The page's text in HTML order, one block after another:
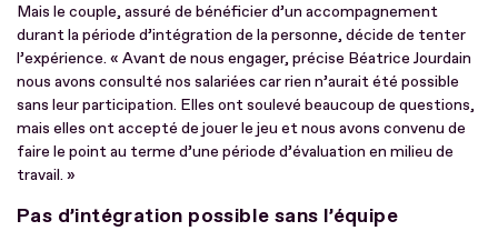
Mais le couple, assuré de bénéficier d’un accompagnement
durant la période d’intégration de la personne, décide de tenter
l’expérience. « Avant de nous engager, précise Béatrice Jourdain
nous avons consulté nos salariées car rien n’aurait été possible
sans leur participation. Elles ont soulevé beaucoup de questions,
mais elles ont accepté de jouer le jeu et nous avons convenu de
faire le point au terme d’une période d’évaluation en milieu de
travail. »
Pas d’intégration possible sans l’équipe